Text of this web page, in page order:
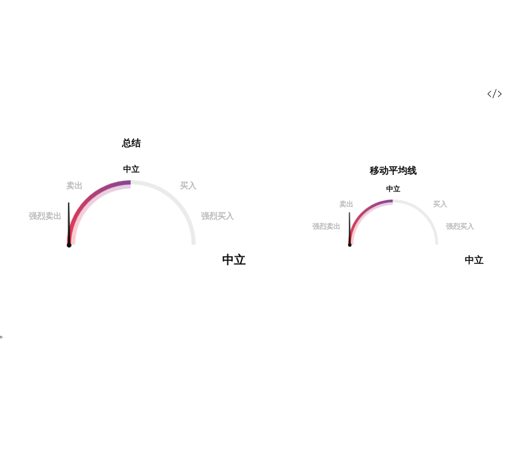
总结
中立
卖出
买入
强烈卖出 强烈买入
中立
移动平均线
中立
卖出
买入
强烈卖出 强烈买入
中立